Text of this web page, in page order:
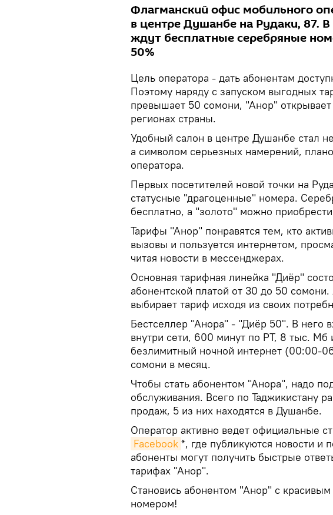
Флагманский офис мобильного
в центре Душанбе на Рудаки, 87.
ждут бесплатные серебряные
50%
Цель оператора - дать абонентам
Поэтому наряду с запуском выгодных
превышает 50 сомони, "Анор"
регионах страны.
Удобный салон в центре Душанбе стал
а символом серьезных намерений,
оператора.
Первых посетителей новой точки на
статусные "драгоценные" номера.
бесплатно, а "золото" можно
Тарифы "Анор" понравятся тем, кто
вызовы и пользуется интернетом,
читая новости в мессенджерах.
Основная тарифная линейка "Диёр"
абонентской платой от 30 до 50
выбирает тариф исходя из своих
Бестселлер "Анора" - "Диёр 50". В него
внутри сети, 600 минут по РТ, 8 тыс. Мб
безлимитный ночной интернет (00:00-
сомони в месяц.
Чтобы стать абонентом "Анора", надо
обслуживания. Всего по Таджикистану
продаж, 5 из них находятся в Душанбе.
Оператор активно ведет официальные
Facebook *, где публикуются новости и
абоненты могут получить быстрые
тарифах "Анор".
Становись абонентом "Анор" с
номером!